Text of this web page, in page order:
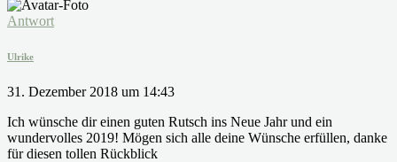
Antwort
Ulrike
31. Dezember 2018 um 14:43
Ich wünsche dir einen guten Rutsch ins Neue Jahr und ein
wundervolles 2019! Mögen sich alle deine Wünsche erfüllen, danke
für diesen tollen Rückblick